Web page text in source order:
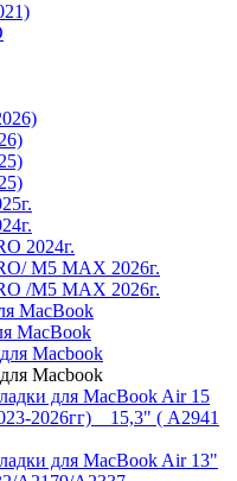
2024г.
M5 MAX 2026г.
/M5 MAX 2026г.
MacBook
MacBook
Macbook
Macbook
для MacBook Air 15
2026гг) _ 15,3" ( А2941
для MacBook Air 13"